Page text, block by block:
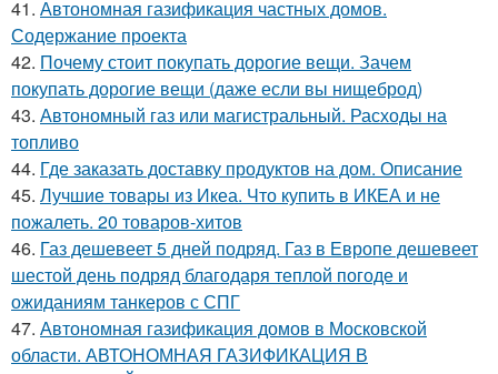
41. Автономная газификация частных домов.
Содержание проекта
42. Почему стоит покупать дорогие вещи. Зачем
покупать дорогие вещи (даже если вы нищеброд)
43. Автономный газ или магистральный. Расходы на
топливо
44. Где заказать доставку продуктов на дом. Описание
45. Лучшие товары из Икеа. Что купить в ИКЕА и не
пожалеть. 20 товаров-хитов
46. Газ дешевеет 5 дней подряд. Газ в Европе дешевеет
шестой день подряд благодаря теплой погоде и
ожиданиям танкеров с СПГ
47. Автономная газификация домов в Московской
области. АВТОНОМНАЯ ГАЗИФИКАЦИЯ В